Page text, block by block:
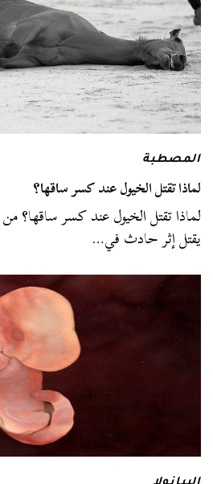
المصطبة
لماذا تقتل الخيول عند كسر ساقها؟
لماذا تقتل الخيول عند كسر ساقها؟
يقتل إثر حادث في…